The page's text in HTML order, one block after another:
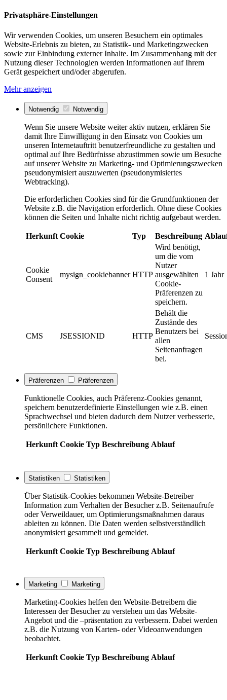
Privatsphäre-Einstellungen
Wir verwenden Cookies, um unseren Besuchern ein optimales
Website-Erlebnis zu bieten, zu Statistik- und Marketingzwecken
sowie zur Einbindung externer Inhalte. Im Zusammenhang mit der
Nutzung dieser Technologien werden Informationen auf Ihrem
Gerät gespeichert und/oder abgerufen.
Mehr anzeigen
Notwendig Notwendig
Wenn Sie unsere Website weiter aktiv nutzen, erklären Sie
damit Ihre Einwilligung in den Einsatz von Cookies um
unseren Internetauftritt benutzerfreundliche zu gestalten und
optimal auf Ihre Bedürfnisse abzustimmen sowie um Besuche
auf unserer Website zu Marketing- und Optimierungszwecken
pseudonymisiert auszuwerten (pseudonymisiertes
Webtracking).
Die erforderlichen Cookies sind für die Grundfunktionen der
Website z.B. die Navigation erforderlich. Ohne diese Cookies
können die Seiten und Inhalte nicht richtig aufgebaut werden.
Herkunft Cookie Typ Beschreibung
Cookie
Consent
mysign_cookiebanner HTTP
Wird benötigt,
um die vom
Nutzer
ausgewählten
Cookie-
Präferenzen zu
speichern.
1 Jahr
CMS JSESSIONID HTTP
Behält die
Zustände des
Benutzers bei
allen
Seitenanfragen
bei.
Präferenzen Präferenzen
Funktionelle Cookies, auch Präferenz-Cookies genannt,
speichern benutzerdefinierte Einstellungen wie z.B. einen
Sprachwechsel und bieten dadurch dem Nutzer verbesserte,
persönlichere Funktionen.
Herkunft Cookie Typ Beschreibung Ablauf
Statistiken Statistiken
Über Statistik-Cookies bekommen Website-Betreiber
Information zum Verhalten der Besucher z.B. Seitenaufrufe
oder Verweildauer, um Optimierungsmaßnahmen daraus
ableiten zu können. Die Daten werden selbstverständlich
anonymisiert gesammelt und gemeldet.
Herkunft Cookie Typ Beschreibung Ablauf
Marketing Marketing
Marketing-Cookies helfen den Website-Betreibern die
Interessen der Besucher zu verstehen um das Website-
Angebot und die –präsentation zu verbessern. Dabei werden
z.B. die Nutzung von Karten- oder Videoanwendungen
beobachtet.
Herkunft Cookie Typ Beschreibung Ablauf